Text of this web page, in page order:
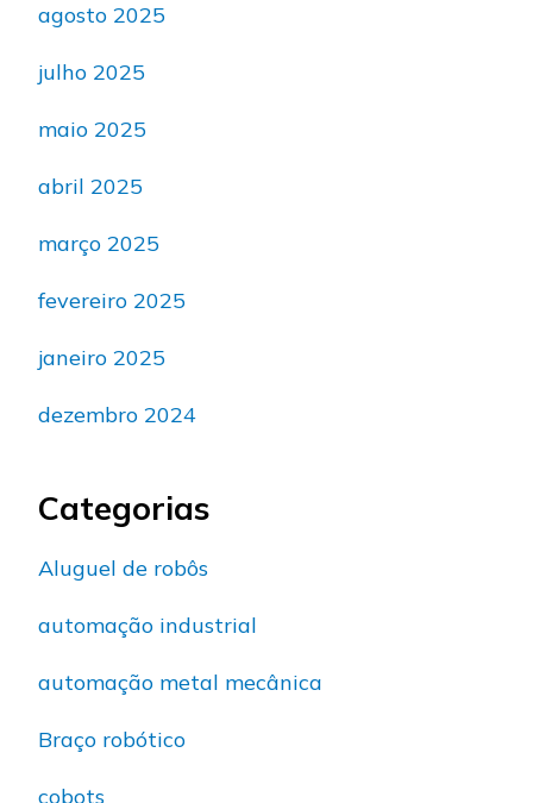
agosto 2025
julho 2025
maio 2025
abril 2025
março 2025
fevereiro 2025
janeiro 2025
dezembro 2024
Categorias
Aluguel de robôs
automação industrial
automação metal mecânica
Braço robótico
cobots